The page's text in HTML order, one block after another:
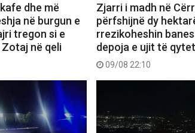
dhe më
në burgun e
tregon si e
në qeli
Zjarri i madh në
përfshijnë dy
rrezikoheshin
depoja e ujit të
09/08 22:10